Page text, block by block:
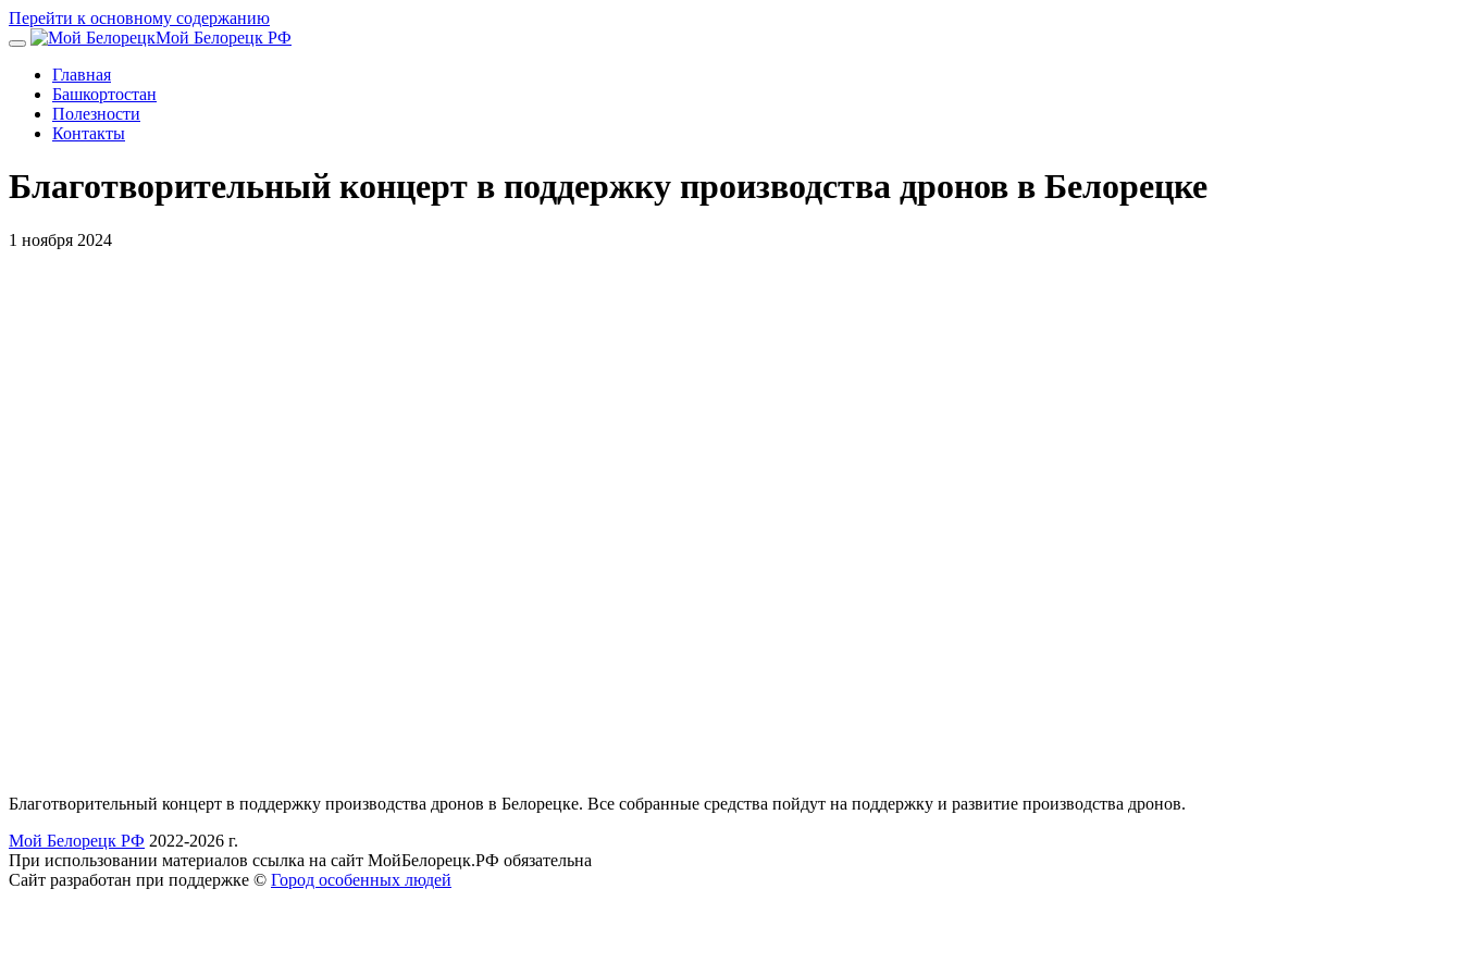
Перейти к основному содержанию
Мой Белорецк РФ
Главная
Башкортостан
Полезности
Контакты
Благотворительный концерт в поддержку производства дронов в Белорецке
1 ноября 2024
Благотворительный концерт в поддержку производства дронов в Белорецке. Все собранные средства пойдут на поддержку и развитие производства дронов.
Мой Белорецк РФ 2022-2026 г.
При использовании материалов ссылка на сайт МойБелорецк.РФ обязательна
Сайт разработан при поддержке © Город особенных людей